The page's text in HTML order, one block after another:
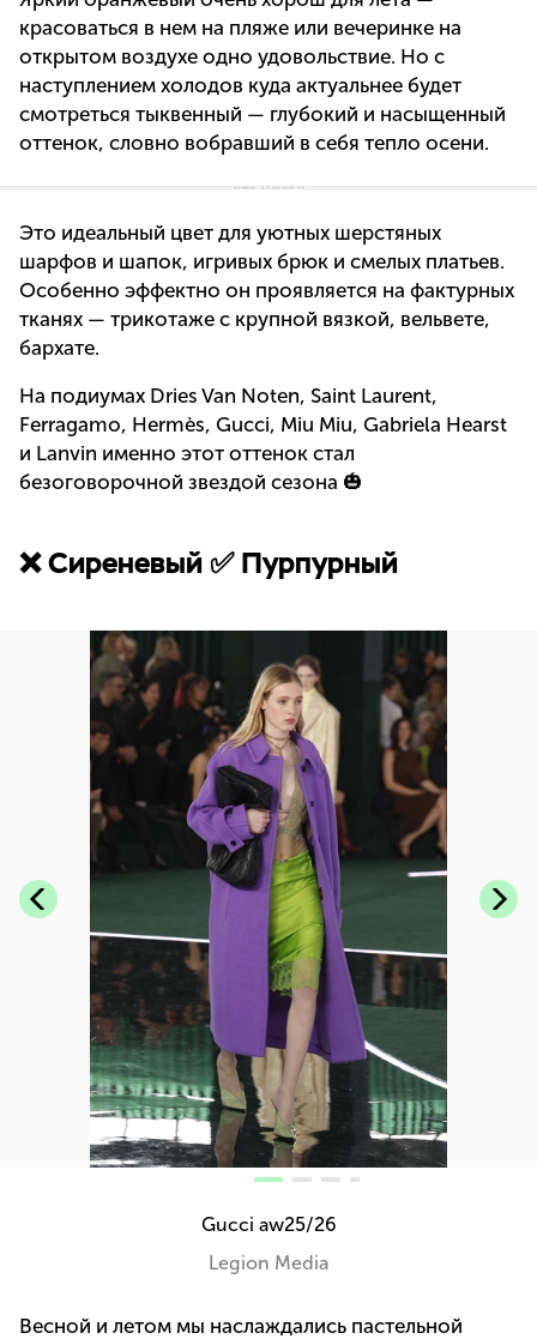
красоваться в нем на пляже или вечеринке на
открытом воздухе одно удовольствие. Но с
наступлением холодов куда актуальнее будет
смотреться тыквенный — глубокий и насыщенный
оттенок, словно вобравший в себя тепло осени.
Это идеальный цвет для уютных шерстяных
шарфов и шапок, игривых брюк и смелых платьев.
Особенно эффектно он проявляется на фактурных
тканях — трикотаже с крупной вязкой, вельвете,
бархате.
На подиумах Dries Van Noten, Saint Laurent,
Ferragamo, Hermès, Gucci, Miu Miu, Gabriela Hearst
и Lanvin именно этот оттенок стал
безоговорочной звездой сезона 🎃
❌ Сиреневый ✅ Пурпурный
Gucci aw25/26
Legion Media
Весной и летом мы наслаждались пастельной